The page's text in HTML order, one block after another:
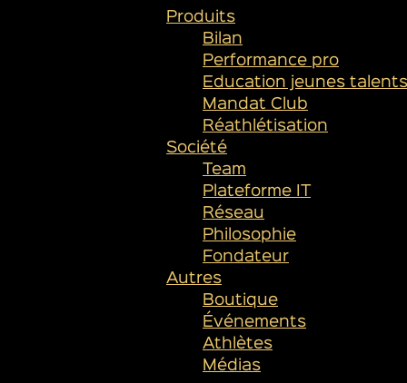
Produits
Bilan
Performance pro
Education jeunes talents
Mandat Club
Réathlétisation
Société
Team
Plateforme IT
Réseau
Philosophie
Fondateur
Autres
Boutique
Événements
Athlètes
Médias